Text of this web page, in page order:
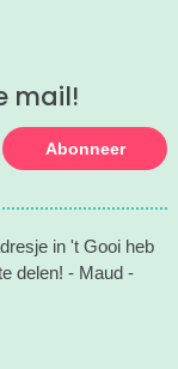
Pinterest
mail!
Abonneer
in 't Gooi heb
delen! - Maud -